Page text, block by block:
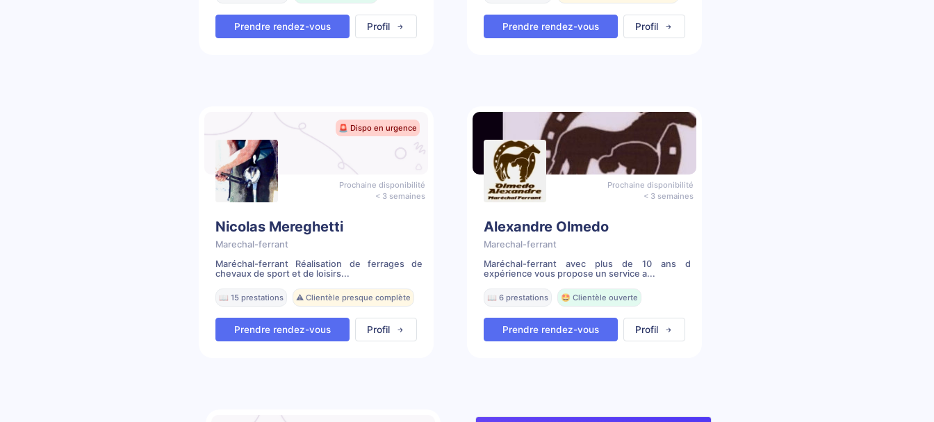
Prendre rendez-vous Profil Prendre rendez-vous Profil
🚨 Dispo en urgence
Prochaine disponibilité
< 3 semaines
Nicolas Mereghetti
Marechal-ferrant
Maréchal-ferrant Réalisation de ferrages de
chevaux de sport et de loisirs...
📖 15 prestations ⚠️ Clientèle presque complète
Prendre rendez-vous Profil
Prochaine disponibilité
< 3 semaines
Alexandre Olmedo
Marechal-ferrant
Maréchal-ferrant avec plus de 10 ans d
expérience vous propose un service a...
📖 6 prestations 🤩 Clientèle ouverte
Prendre rendez-vous Profil